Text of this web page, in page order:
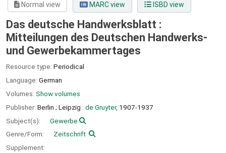
Normal view MARC view ISBD view
Das deutsche Handwerksblatt :
Mitteilungen des Deutschen Handwerks-
und Gewerbekammertages
Resource type: Periodical
Language: German
Volumes: Show volumes
Publisher: Berlin ; Leipzig : de Gruyter, 1907-1937
Subject(s):
Gewerbe
Genre/Form:
Zeitschrift
Supplement: